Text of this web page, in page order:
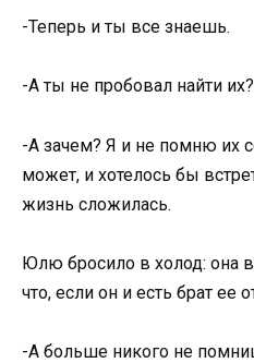
-Теперь и ты все знаешь.
-А ты не пробовал найти
-А зачем? Я и не помню их
может, и хотелось бы
жизнь сложилась.
Юлю бросило в холод: она
что, если он и есть брат ее
-А больше никого не